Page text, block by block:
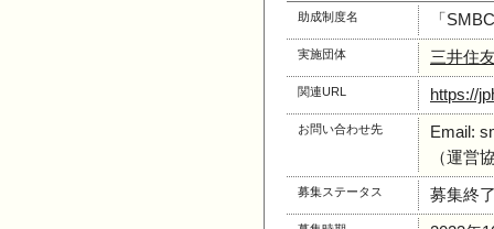
助成制度名 「
実施団体 三井住
関連URL https://
お問い合わせ先
Email:
（運営
募集ステータス 募集終